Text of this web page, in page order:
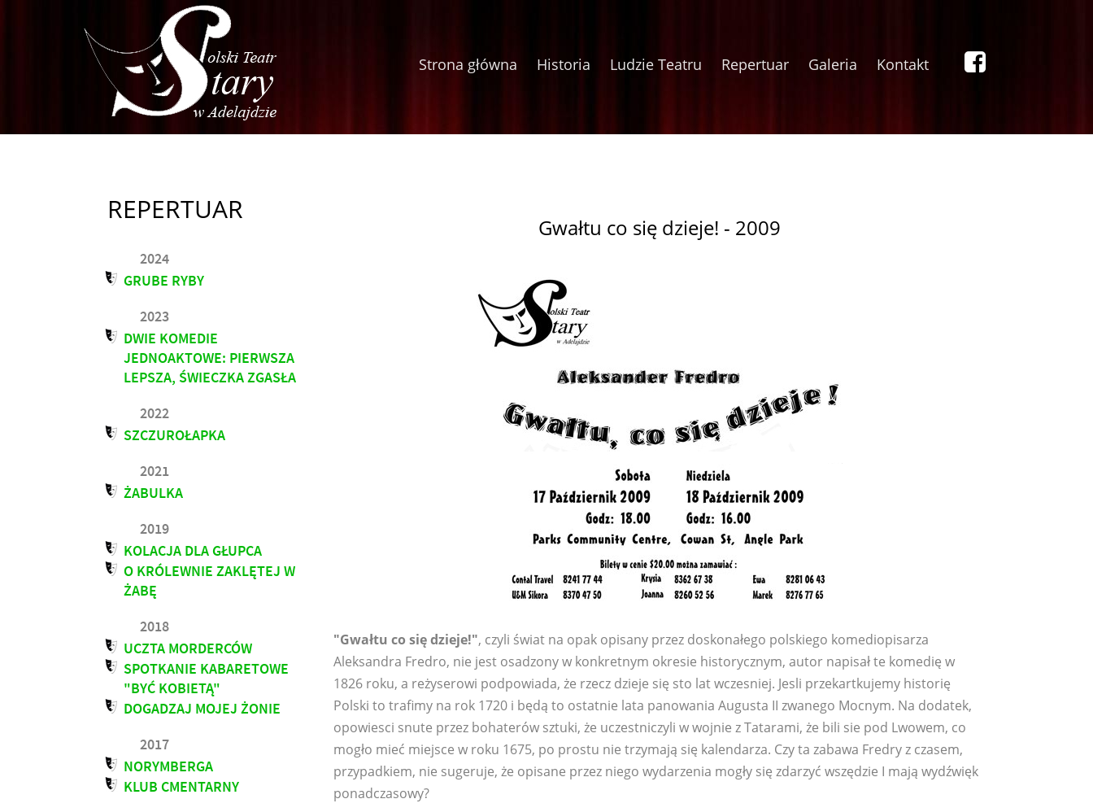
Strona główna Historia Ludzie Teatru Repertuar Galeria Kontakt
REPERTUAR
2024
GRUBE RYBY
2023
DWIE KOMEDIE
JEDNOAKTOWE: PIERWSZA
LEPSZA, ŚWIECZKA ZGASŁA
2022
SZCZUROŁAPKA
2021
ŻABULKA
2019
KOLACJA DLA GŁUPCA
O KRÓLEWNIE ZAKLĘTEJ W
ŻABĘ
2018
UCZTA MORDERCÓW
SPOTKANIE KABARETOWE
"BYĆ KOBIETĄ"
DOGADZAJ MOJEJ ŻONIE
2017
NORYMBERGA
KLUB CMENTARNY
Gwałtu co się dzieje! - 2009
"Gwałtu co się dzieje!", czyli świat na opak opisany przez doskonałego polskiego komediopisarza
Aleksandra Fredro, nie jest osadzony w konkretnym okresie historycznym, autor napisał te komedię w
1826 roku, a reżyserowi podpowiada, że rzecz dzieje się sto lat wczesniej. Jesli przekartkujemy historię
Polski to trafimy na rok 1720 i będą to ostatnie lata panowania Augusta II zwanego Mocnym. Na dodatek,
opowiesci snute przez bohaterów sztuki, że uczestniczyli w wojnie z Tatarami, że bili sie pod Lwowem, co
mogło mieć miejsce w roku 1675, po prostu nie trzymają się kalendarza. Czy ta zabawa Fredry z czasem,
przypadkiem, nie sugeruje, że opisane przez niego wydarzenia mogły się zdarzyć wszędzie I mają wydźwięk
ponadczasowy?